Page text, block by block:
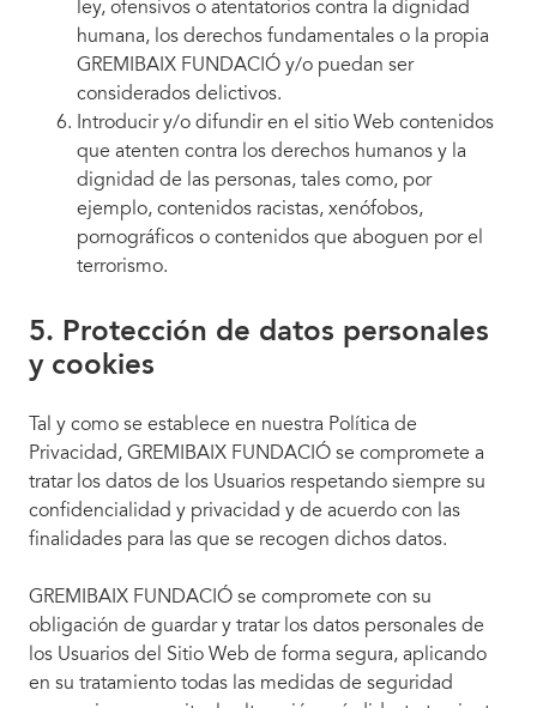
ley, ofensivos o atentatorios contra la dignidad
humana, los derechos fundamentales o la propia
GREMIBAIX FUNDACIÓ y/o puedan ser
considerados delictivos.
Introducir y/o difundir en el sitio Web contenidos
que atenten contra los derechos humanos y la
dignidad de las personas, tales como, por
ejemplo, contenidos racistas, xenófobos,
pornográficos o contenidos que aboguen por el
terrorismo.
5. Protección de datos personales
y cookies
Tal y como se establece en nuestra Política de
Privacidad, GREMIBAIX FUNDACIÓ se compromete a
tratar los datos de los Usuarios respetando siempre su
confidencialidad y privacidad y de acuerdo con las
finalidades para las que se recogen dichos datos.
GREMIBAIX FUNDACIÓ se compromete con su
obligación de guardar y tratar los datos personales de
los Usuarios del Sitio Web de forma segura, aplicando
en su tratamiento todas las medidas de seguridad